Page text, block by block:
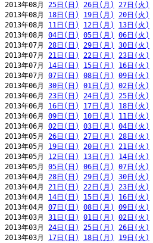
2013年08月 25日(日) 26日(月) 27日(火)
2013年08月 18日(日) 19日(月) 20日(火)
2013年08月 11日(日) 12日(月) 13日(火)
2013年08月 04日(日) 05日(月) 06日(火)
2013年07月 28日(日) 29日(月) 30日(火)
2013年07月 21日(日) 22日(月) 23日(火)
2013年07月 14日(日) 15日(月) 16日(火)
2013年07月 07日(日) 08日(月) 09日(火)
2013年06月 30日(日) 01日(月) 02日(火)
2013年06月 23日(日) 24日(月) 25日(火)
2013年06月 16日(日) 17日(月) 18日(火)
2013年06月 09日(日) 10日(月) 11日(火)
2013年06月 02日(日) 03日(月) 04日(火)
2013年05月 26日(日) 27日(月) 28日(火)
2013年05月 19日(日) 20日(月) 21日(火)
2013年05月 12日(日) 13日(月) 14日(火)
2013年05月 05日(日) 06日(月) 07日(火)
2013年04月 28日(日) 29日(月) 30日(火)
2013年04月 21日(日) 22日(月) 23日(火)
2013年04月 14日(日) 15日(月) 16日(火)
2013年04月 07日(日) 08日(月) 09日(火)
2013年03月 31日(日) 01日(月) 02日(火)
2013年03月 24日(日) 25日(月) 26日(火)
2013年03月 17日(日) 18日(月) 19日(火)